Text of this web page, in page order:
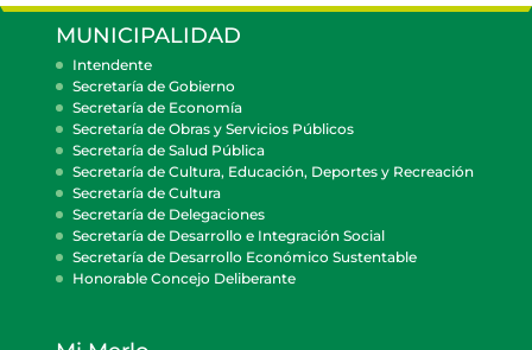
MUNICIPALIDAD
Intendente
Secretaría de Gobierno
Secretaría de Economía
Secretaría de Obras y Servicios Públicos
Secretaría de Salud Pública
Secretaría de Cultura, Educación, Deportes y Recreación
Secretaría de Cultura
Secretaría de Delegaciones
Secretaría de Desarrollo e Integración Social
Secretaría de Desarrollo Económico Sustentable
Honorable Concejo Deliberante